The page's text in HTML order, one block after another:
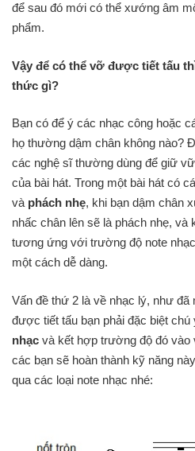
để sau đó mới có thể xướng âm
phẩm.
Vậy để có thể vỡ được tiết tấu
thức gì?
Bạn có để ý các nhạc công hoặc
họ thường dậm chân không nào?
các nghệ sĩ thường dùng để giữ
của bài hát. Trong một bài hát có
và phách nhẹ, khi bạn dậm chân
nhấc chân lên sẽ là phách nhẹ, và
tương ứng với trường độ note
một cách dễ dàng.
Vấn đề thứ 2 là về nhạc lý, như đã
được tiết tấu bạn phải đặc biệt chú
nhạc và kết hợp trường độ đó
các bạn sẽ hoàn thành kỹ năng
qua các loại note nhạc nhé: